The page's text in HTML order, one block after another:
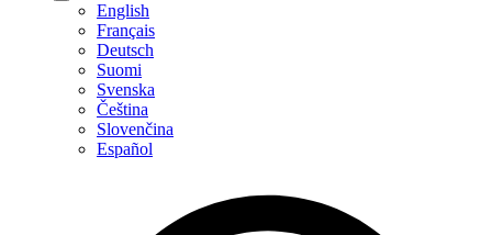
English
Français
Deutsch
Suomi
Svenska
Čeština
Slovenčina
Español